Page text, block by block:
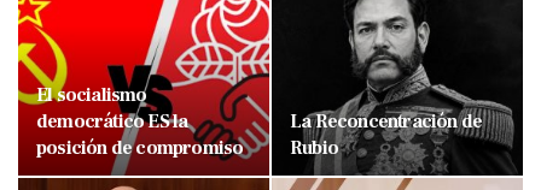
El socialismo
democrático ES la
posición de compromiso
La Reconcentración de
Rubio